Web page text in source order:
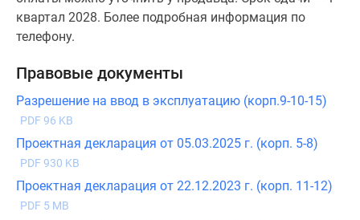
квартал 2028. Более подробная информация по
телефону.
Правовые документы
Разрешение на ввод в эксплуатацию (корп.9-10-15)
PDF 96 KB
Проектная декларация от 05.03.2025 г. (корп. 5-8)
PDF 930 KB
Проектная декларация от 22.12.2023 г. (корп. 11-12)
PDF 5 MB